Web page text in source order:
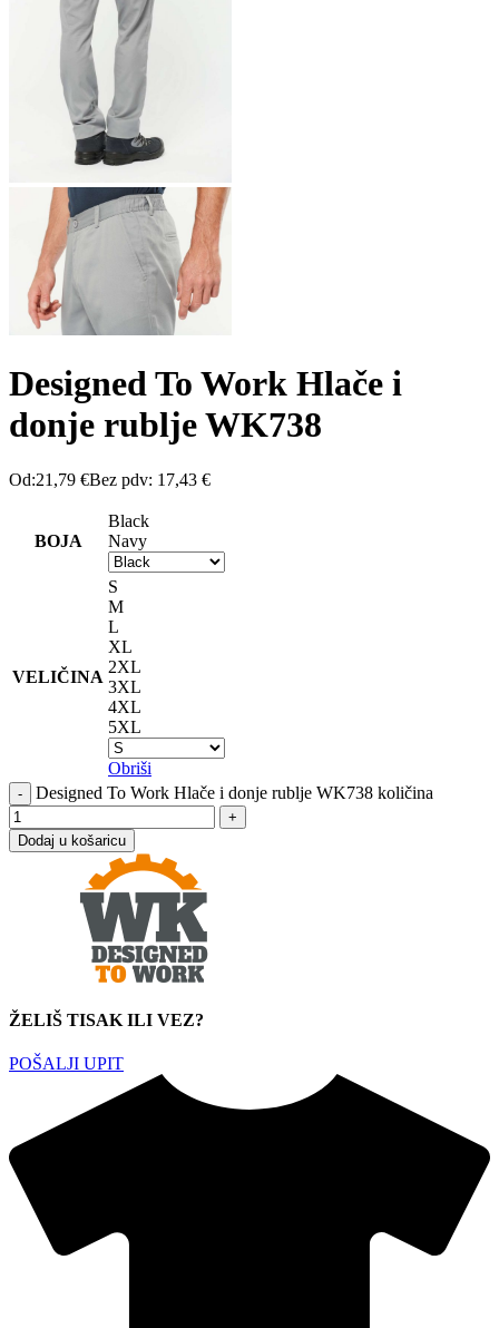
Designed To Work Hlače i
donje rublje WK738
Od:21,79 €Bez pdv: 17,43 €
BOJA
Black
Navy
VELIČINA
S
M
L
XL
2XL
3XL
4XL
5XL
Obriši
Designed To Work Hlače i donje rublje WK738 količina
Dodaj u košaricu
ŽELIŠ TISAK ILI VEZ?
POŠALJI UPIT